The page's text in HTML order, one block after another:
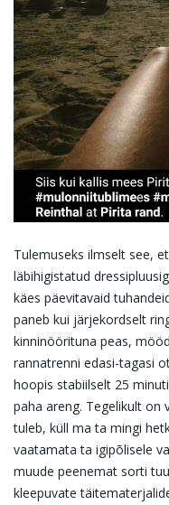
Tulemuseks ilmselt see,
läbihigistatud
käes päevitavaid
paneb kui järjekordselt
kinninöörituna peas,
rannatrenni edasi-tagasi
hoopis stabiilselt 25
paha areng. Tegelikult on
tuleb, küll ma ta mingi
vaatamata ta igipõlisele
muude peenemat sorti
kleepuvate